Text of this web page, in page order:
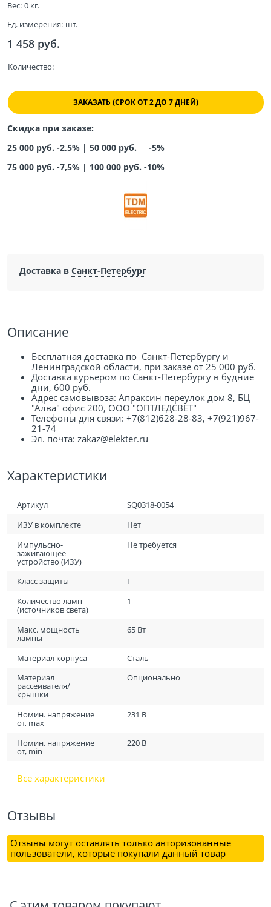
Вес: 0 кг.
Ед. измерения: шт.
1 458 руб.
Количество:
ЗАКАЗАТЬ (СРОК ОТ 2 ДО 7 ДНЕЙ)
Скидка при заказе:
25 000 руб. -2,5% | 50 000 руб. -5%
75 000 руб. -7,5% | 100 000 руб. -10%
Доставка в Санкт-Петербург
Описание
Бесплатная доставка по Санкт-Петербургу и
Ленинградской области, при заказе от 25 000 руб.
Доставка курьером по Санкт-Петербургу в будние
дни, 600 руб.
Адрес самовывоза: Апраксин переулок дом 8, БЦ
"Алва" офис 200, ООО "ОПТЛЕДСВЕТ"
Телефоны для связи: +7(812)628-28-83, +7(921)967-
21-74
Эл. почта: zakaz@elekter.ru
Характеристики
Артикул
SQ0318-0054
ИЗУ в комплекте
Нет
Импульсно-
зажигающее
устройство (ИЗУ)
Не требуется
Класс защиты
I
Количество ламп
(источников света)
1
Макс. мощность
лампы
65 Вт
Материал корпуса
Сталь
Материал
рассеивателя/
крышки
Опционально
Номин. напряжение
от, max
231 В
Номин. напряжение
от, min
220 В
Все характеристики
Отзывы
Отзывы могут оставлять только авторизованные
пользователи, которые покупали данный товар